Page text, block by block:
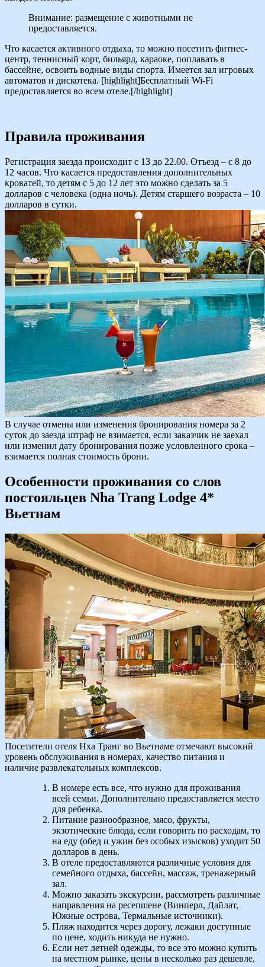
Внимание: размещение с животными не
предоставляется.
Что касается активного отдыха, то можно посетить фитнес-
центр, теннисный корт, бильярд, караоке, поплавать в
бассейне, освоить водные виды спорта. Имеется зал игровых
автоматов и дискотека. [highlight]Бесплатный Wi-Fi
предоставляется во всем отеле.[/highlight]
Правила проживания
Регистрация заезда происходит с 13 до 22.00. Отъезд – с 8 до
12 часов. Что касается предоставления дополнительных
кроватей, то детям с 5 до 12 лет это можно сделать за 5
долларов с человека (одна ночь). Детям старшего возраста – 10
долларов в сутки.
В случае отмены или изменения бронирования номера за 2
суток до заезда штраф не взимается, если заказчик не заехал
или изменил дату бронирования позже условленного срока –
взимается полная стоимость брони.
Особенности проживания со слов
постояльцев Nha Trang Lodge 4*
Вьетнам
Посетители отеля Нха Транг во Вьетнаме отмечают высокий
уровень обслуживания в номерах, качество питания и
наличие развлекательных комплексов.
В номере есть все, что нужно для проживания
всей семьи. Дополнительно предоставляется место
для ребенка.
Питание разнообразное, мясо, фрукты,
экзотические блюда, если говорить по расходам, то
на еду (обед и ужин без особых изысков) уходит 50
долларов в день.
В отеле предоставляются различные условия для
семейного отдыха, бассейн, массаж, тренажерный
зал.
Можно заказать экскурсии, рассмотреть различные
направления на ресепшене (Винперл, Дайлат,
Южные острова, Термальные источники).
Пляж находится через дорогу, лежаки доступные
по цене, ходить никуда не нужно.
Если нет летней одежды, то все это можно купить
на местном рынке, цены в несколько раз дешевле,